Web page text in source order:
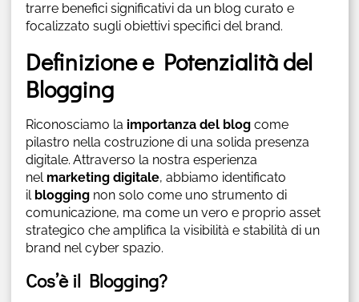
trarre benefici significativi da un blog curato e
focalizzato sugli obiettivi specifici del brand.
Definizione e Potenzialità del
Blogging
Riconosciamo la importanza del blogcome
pilastro nella costruzione di una solida presenza
digitale. Attraverso la nostra esperienza
nel marketing digitale, abbiamo identificato
il bloggingnon solo come uno strumento di
comunicazione, ma come un vero e proprio asset
strategico che amplifica la visibilità e stabilità di un
brand nel cyber spazio.
Cos’è il Blogging?